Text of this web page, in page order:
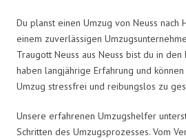
Du planst einen Umzug von Neuss nach
einem zuverlässigen
Traugott Neuss aus Neuss bist du in
haben langjährige Erfahrung und
Umzug stressfrei und reibungslos zu
Unsere erfahrenen Umzugshelfer
Schritten des Umzugsprozesses. Vom